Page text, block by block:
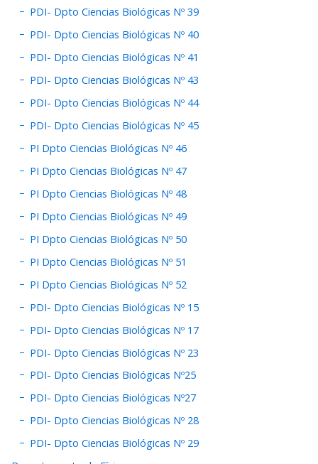
PDI- Dpto Ciencias Biológicas Nº 39
PDI- Dpto Ciencias Biológicas Nº 40
PDI- Dpto Ciencias Biológicas Nº 41
PDI- Dpto Ciencias Biológicas Nº 43
PDI- Dpto Ciencias Biológicas Nº 44
PDI- Dpto Ciencias Biológicas Nº 45
PI Dpto Ciencias Biológicas Nº 46
PI Dpto Ciencias Biológicas Nº 47
PI Dpto Ciencias Biológicas Nº 48
PI Dpto Ciencias Biológicas Nº 49
PI Dpto Ciencias Biológicas Nº 50
PI Dpto Ciencias Biológicas Nº 51
PI Dpto Ciencias Biológicas Nº 52
PDI- Dpto Ciencias Biológicas Nº 15
PDI- Dpto Ciencias Biológicas Nº 17
PDI- Dpto Ciencias Biológicas Nº 23
PDI- Dpto Ciencias Biológicas Nº25
PDI- Dpto Ciencias Biológicas Nº27
PDI- Dpto Ciencias Biológicas Nº 28
PDI- Dpto Ciencias Biológicas Nº 29